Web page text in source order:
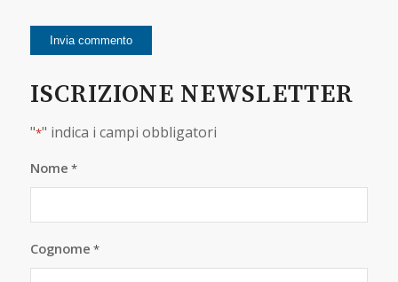
ISCRIZIONE NEWSLETTER
"*" indica i campi obbligatori
Nome *
Cognome *